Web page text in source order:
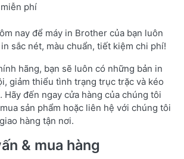
phí
nay để máy in Brother của bạn luôn
sắc nét, màu chuẩn, tiết kiệm chi phí!
hãng, bạn sẽ luôn có những bản in
giảm thiểu tình trạng trục trặc và kéo
Hãy đến ngay cửa hàng của chúng tôi
sản phẩm hoặc liên hệ với chúng tôi
hàng tận nơi.
& mua hàng